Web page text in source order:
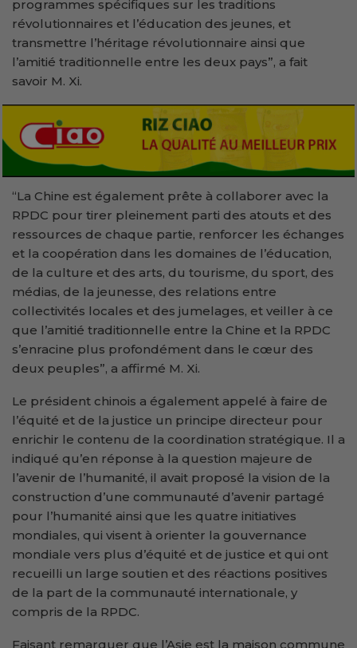
programmes spécifiques sur les traditions
révolutionnaires et l’éducation des jeunes, et
transmettre l’héritage révolutionnaire ainsi que
l’amitié traditionnelle entre les deux pays”, a fait
savoir M. Xi.
“La Chine est également prête à collaborer avec la
RPDC pour tirer pleinement parti des atouts et des
ressources de chaque partie, renforcer les échanges
et la coopération dans les domaines de l’éducation,
de la culture et des arts, du tourisme, du sport, des
médias, de la jeunesse, des relations entre
collectivités locales et des jumelages, et veiller à ce
que l’amitié traditionnelle entre la Chine et la RPDC
s’enracine plus profondément dans le cœur des
deux peuples”, a affirmé M. Xi.
Le président chinois a également appelé à faire de
l’équité et de la justice un principe directeur pour
enrichir le contenu de la coordination stratégique. Il a
indiqué qu’en réponse à la question majeure de
l’avenir de l’humanité, il avait proposé la vision de la
construction d’une communauté d’avenir partagé
pour l’humanité ainsi que les quatre initiatives
mondiales, qui visent à orienter la gouvernance
mondiale vers plus d’équité et de justice et qui ont
recueilli un large soutien et des réactions positives
de la part de la communauté internationale, y
compris de la RPDC.
Faisant remarquer que l’Asie est la maison commune